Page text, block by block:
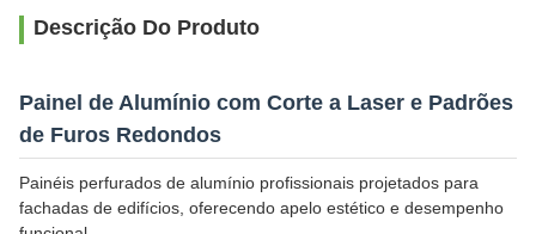
Descrição Do Produto
Painel de Alumínio com Corte a Laser e Padrões
de Furos Redondos
Painéis perfurados de alumínio profissionais projetados para
fachadas de edifícios, oferecendo apelo estético e desempenho